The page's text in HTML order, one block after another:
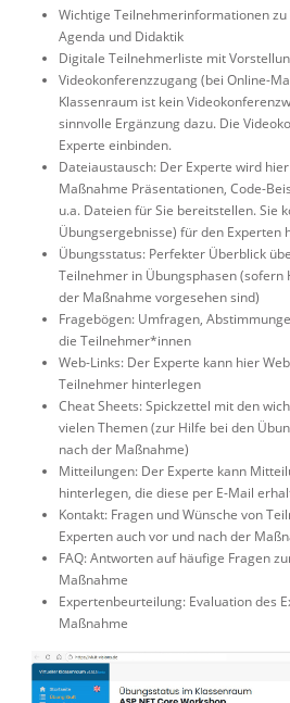
Wichtige Teilnehmerinformationen
Agenda und Didaktik
Digitale Teilnehmerliste mit
Videokonferenzzugang (bei Online-
Klassenraum ist kein
sinnvolle Ergänzung dazu. Die
Experte einbinden.
Dateiaustausch: Der Experte wird
Maßnahme Präsentationen, Code-
u.a. Dateien für Sie bereitstellen. Sie
Übungsergebnisse) für den Experten
Übungsstatus: Perfekter Überblick
Teilnehmer in Übungsphasen (sofern
der Maßnahme vorgesehen sind)
Fragebögen: Umfragen,
die Teilnehmer*innen
Web-Links: Der Experte kann hier
Teilnehmer hinterlegen
Cheat Sheets: Spickzettel mit den
vielen Themen (zur Hilfe bei den
nach der Maßnahme)
Mitteilungen: Der Experte kann
hinterlegen, die diese per E-Mail
Kontakt: Fragen und Wünsche von
Experten auch vor und nach der
FAQ: Antworten auf häufige Fragen
Maßnahme
Expertenbeurteilung: Evaluation des
Maßnahme